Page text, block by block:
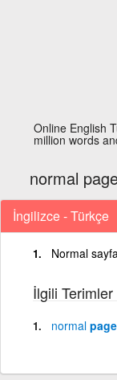
Online English
million words
normal
İngilizce - Türkçe
Normal
İlgili Terimler
normal page